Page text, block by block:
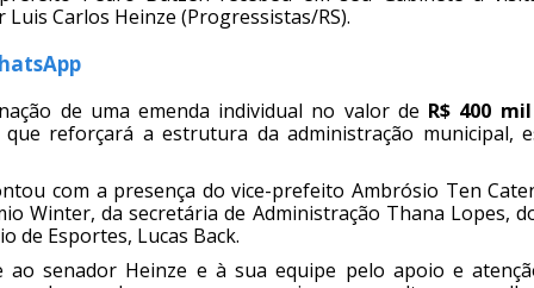
Carlos Heinze (Progressistas/RS).
de uma emenda individual no valor de R$ 400 mil
reforçará a estrutura da administração municipal,
com a presença do vice-prefeito Ambrósio Ten
Winter, da secretária de Administração Thana Lopes,
de Esportes, Lucas Back.
ao senador Heinze e à sua equipe pelo apoio e